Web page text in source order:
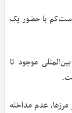
دست‌کم با حضور یک
موجود تا
عدم مداخله